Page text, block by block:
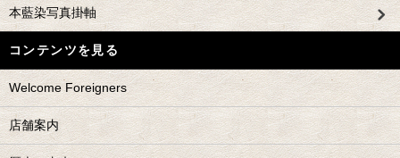
本藍染写真掛軸
コンテンツを見る
Welcome Foreigners
店舗案内